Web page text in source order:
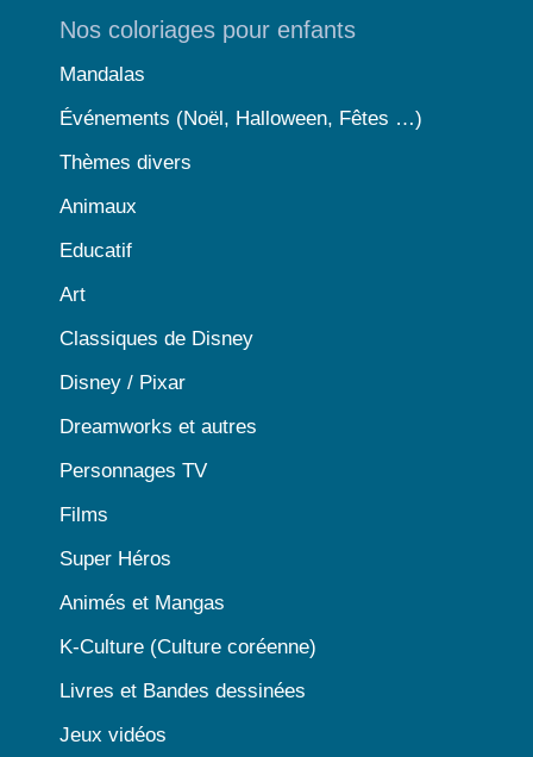
Nos coloriages pour enfants
Mandalas
Événements (Noël, Halloween, Fêtes …)
Thèmes divers
Animaux
Educatif
Art
Classiques de Disney
Disney / Pixar
Dreamworks et autres
Personnages TV
Films
Super Héros
Animés et Mangas
K-Culture (Culture coréenne)
Livres et Bandes dessinées
Jeux vidéos